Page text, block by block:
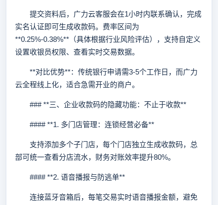
提交资料后，广力云客服会在1小时内联系确认，完成
实名认证即可生成收款码。费率区间为
**0.25%-0.38%**（具体根据行业风险评估），支持自定义
设置收银员权限、查看实时交易数据。
**对比优势**：传统银行申请需3-5个工作日，而广力
云全程线上化，适合急需开业的商户。
### **三、企业收款码的隐藏功能：不止于收款**
#### **1. 多门店管理：连锁经营必备**
支持添加多个子门店，每个门店独立生成收款码，总
部可统一查看分店流水，财务对账效率提升80%。
#### **2. 语音播报与防逃单**
连接蓝牙音箱后，每笔交易实时语音播报金额，避免